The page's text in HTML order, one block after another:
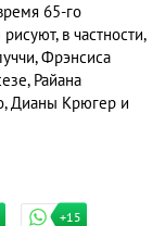
65-го
в частности,
Фрэнсиса
Райана
Дианы Крюгер и
+15